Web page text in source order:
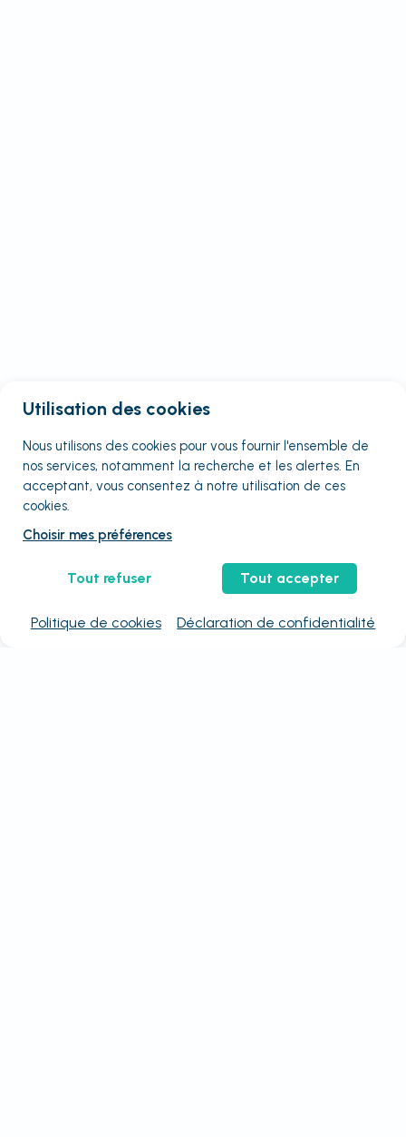
Utilisation des cookies
Nous utilisons des cookies pour vous fournir l'ensemble de
nos services, notamment la recherche et les alertes. En
acceptant, vous consentez à notre utilisation de ces
cookies.
Choisir mes préférences
Tout refuser Tout accepter
Politique de cookies Déclaration de confidentialité